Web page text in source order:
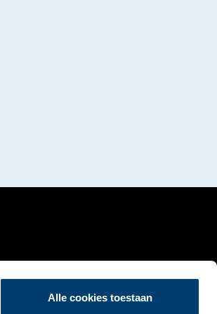
Alle cookies toestaan